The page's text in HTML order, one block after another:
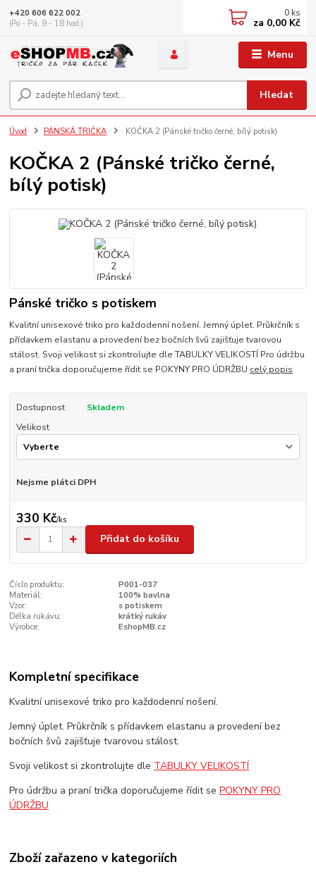
Menu
Hledat
+420 606 622 002
(Po - Pá, 9 - 18 hod.)
0 ks
za 0,00 Kč
Úvod PÁNSKÁ TRIČKA KOČKA 2 (Pánské tričko černé, bílý potisk)
KOČKA 2 (Pánské tričko černé,
bílý potisk)
Pánské tričko s potiskem
Kvalitní unisexové triko pro každodenní nošení. Jemný úplet. Průkrčník s
přídavkem elastanu a provedení bez bočních švů zajišťuje tvarovou
stálost. Svoji velikost si zkontrolujte dle TABULKY VELIKOSTÍ Pro údržbu
a praní trička doporučujeme řídit se POKYNY PRO ÚDRŽBU celý popis
Dostupnost
Skladem
Velikost
Nejsme plátci DPH
330 Kč/ks
Přidat do košíku
Číslo produktu:
P001-037
Materiál:
100% bavlna
Vzor:
s potiskem
Délka rukávu:
krátký rukáv
Výrobce:
EshopMB.cz
Kompletní specifikace
Kvalitní unisexové triko pro každodenní nošení.
Jemný úplet. Průkrčník s přídavkem elastanu a provedení bez
bočních švů zajišťuje tvarovou stálost.
Svoji velikost si zkontrolujte dle TABULKY VELIKOSTÍ
Pro údržbu a praní trička doporučujeme řídit sePOKYNY PRO
ÚDRŽBU
Zboží zařazeno v kategoriích